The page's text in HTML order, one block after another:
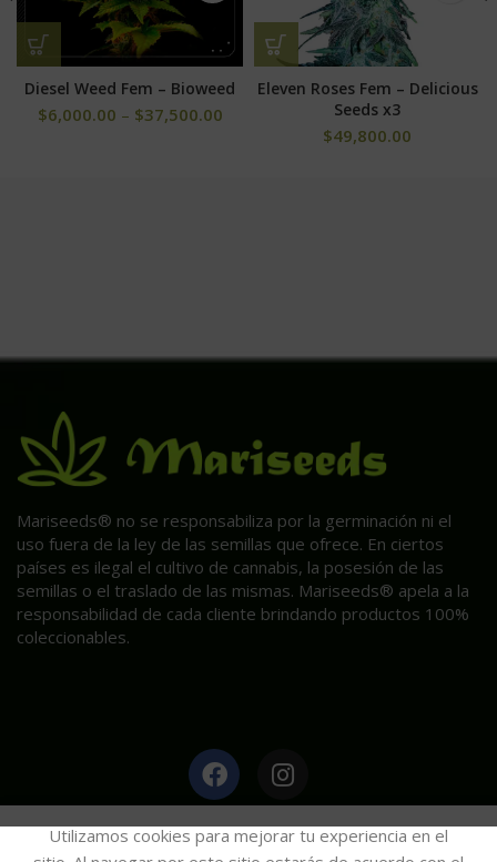
Diesel Weed Fem – Bioweed
$6,000.00 – $37,500.00
Eleven Roses Fem – Delicious
Seeds x3
$49,800.00
Mariseeds® no se responsabiliza por la germinación ni el
uso fuera de la ley de las semillas que ofrece. En ciertos
países es ilegal el cultivo de cannabis, la posesión de las
semillas o el traslado de las mismas. Mariseeds® apela a la
responsabilidad de cada cliente brindando productos 100%
coleccionables.
HAGA CLIC AQUÍ PARA INFORMACIÓN POST VENTA.
Utilizamos cookies para mejorar tu experiencia en el